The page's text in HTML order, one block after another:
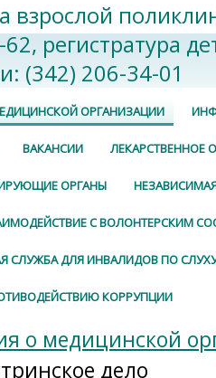
взрослой
регистратура
(342) 206-34-01
ОРГАНИЗАЦИИ
ВАКАНСИИ ЛЕКАРСТВЕННОЕ
ОРГАНЫ
С ВОЛОНТЕРСКИМ
СЛУЖБА ДЛЯ ИНВАЛИДОВ ПО
КОРРУПЦИИ
о медицинской
дело